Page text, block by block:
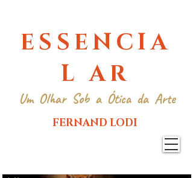
ESSENCIA
L AR
Um Olhar Sob a Ótica da Arte
FERNAND LODI